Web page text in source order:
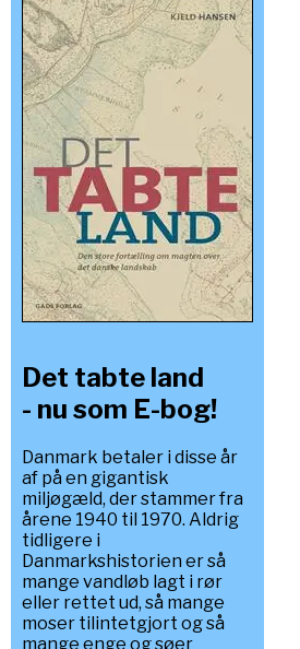
Det tabte land
- nu som E-bog!
Danmark betaler i disse år
af på en gigantisk
miljøgæld, der stammer fra
årene 1940 til 1970. Aldrig
tidligere i
Danmarkshistorien er så
mange vandløb lagt i rør
eller rettet ud, så mange
moser tilintetgjort og så
mange enge og søer